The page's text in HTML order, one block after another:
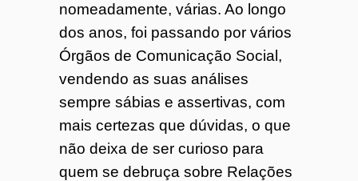
nomeadamente, várias. Ao longo
dos anos, foi passando por vários
Órgãos de Comunicação Social,
vendendo as suas análises
sempre sábias e assertivas, com
mais certezas que dúvidas, o que
não deixa de ser curioso para
quem se debruça sobre Relações